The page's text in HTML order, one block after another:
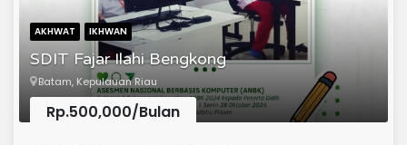
AKHWAT IKHWAN
SDIT Fajar Ilahi Bengkong
Batam, Kepulauan Riau
Rp.500,000/Bulan